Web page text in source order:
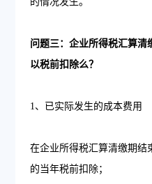
问题三：企业所得税汇算清
以税前扣除么？
1、已实际发生的成本费用
在企业所得税汇算清缴期结
的当年税前扣除；